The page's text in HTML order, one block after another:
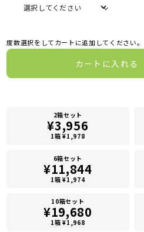
度数選択をしてカートに追加してください。
カートに入れる
2箱セット
¥3,956
1箱 ¥1,978
6箱セット
¥11,844
1箱 ¥1,974
10箱セット
¥19,680
1箱 ¥1,968